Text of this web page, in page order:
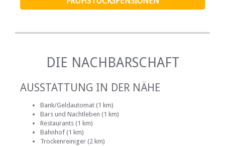
DIE NACHBARSCHAFT
AUSSTATTUNG IN DER NÄHE
Bank/Geldautomat (1 km)
Bars und Nachtleben (1 km)
Restaurants (1 km)
Bahnhof (1 km)
Trockenreiniger (2 km)